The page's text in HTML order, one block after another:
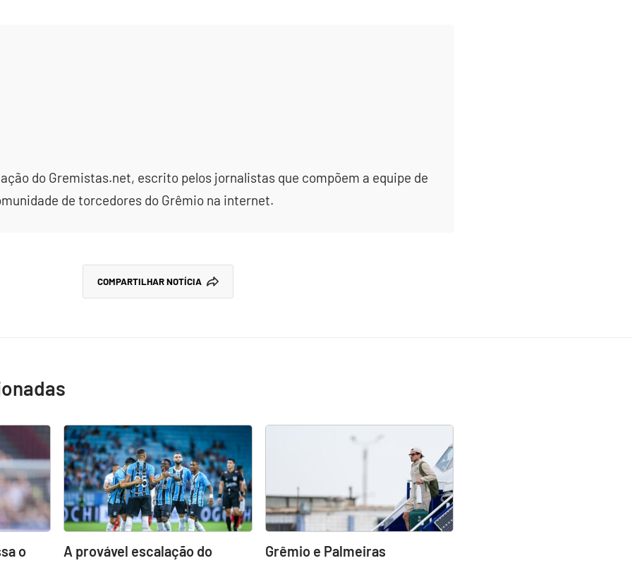
do Gremistas.net, escrito pelos jornalistas que compõem a equipe de
de torcedores do Grêmio na internet.
COMPARTILHAR NOTÍCIA
o
A provável escalação do
Grêmio e Palmeiras